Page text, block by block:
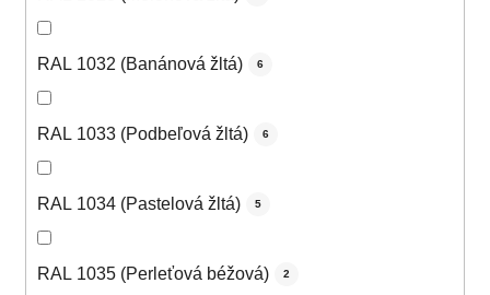
RAL 1032 (Banánová žltá) 6
RAL 1033 (Podbeľová žltá) 6
RAL 1034 (Pastelová žltá) 5
RAL 1035 (Perleťová béžová) 2